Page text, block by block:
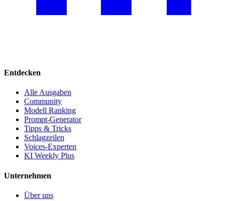
Entdecken
Alle Ausgaben
Community
Modell Ranking
Prompt-Generator
Tipps & Tricks
Schlagzeilen
Voices-Experten
KI Weekly Plus
Unternehmen
Über uns